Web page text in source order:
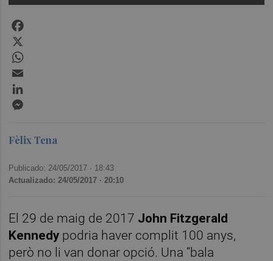
Fèlix Tena
Publicado: 24/05/2017 · 18:43
Actualizado: 24/05/2017 · 20:10
El 29 de maig de 2017 John Fitzgerald
Kennedy podria haver complit 100 anys,
però no li van donar opció. Una “bala